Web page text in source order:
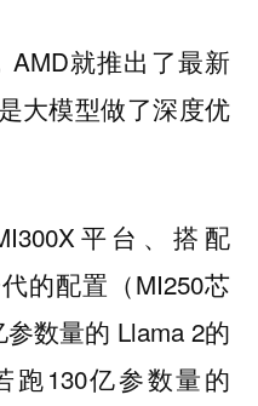
就推出了最新
大模型做了深度优
平台、搭配
的配置（MI250芯
数量的 Llama 2的
跑130亿参数量的